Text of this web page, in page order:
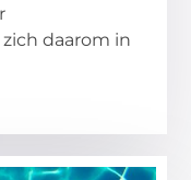
daarom in